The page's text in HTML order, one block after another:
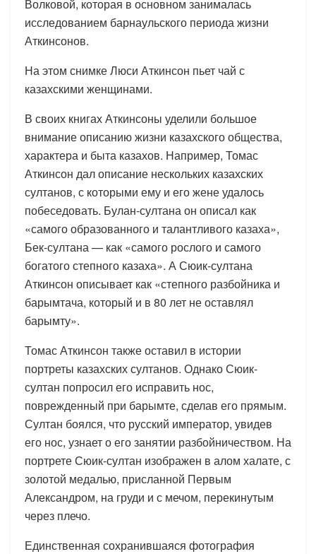
Волковой, которая в основном занималась
исследованием барнаульского периода жизни
Аткинсонов.
На этом снимке Люси Аткинсон пьет чай с
казахскими женщинами.
В своих книгах Аткинсоны уделили большое
внимание описанию жизни казахского общества,
характера и быта казахов. Например, Томас
Аткинсон дал описание нескольких казахских
султанов, с которыми ему и его жене удалось
побеседовать. Булан-султана он описал как
«самого образованного и талантливого казаха»,
Бек-султана — как «самого рослого и самого
богатого степного казаха». А Сюик-султана
Аткинсон описывает как «степного разбойника и
барымтача, который и в 80 лет не оставлял
барымту».
Томас Аткинсон также оставил в истории
портреты казахских султанов. Однако Сюик-
султан попросил его исправить нос,
поврежденный при барымте, сделав его прямым.
Султан боялся, что русский император, увидев
его нос, узнает о его занятии разбойничеством. На
портрете Сюик-султан изображен в алом халате, с
золотой медалью, присланной Первым
Александром, на груди и с мечом, перекинутым
через плечо.
Единственная сохранившаяся фотография